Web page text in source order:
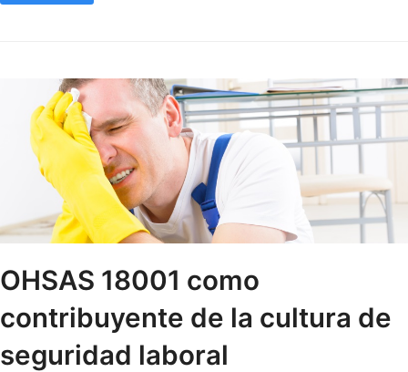
OHSAS 18001 como
contribuyente de la cultura de
seguridad laboral